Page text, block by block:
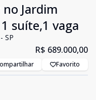
Jardim
suíte,1 vaga
SP
R$ 689.000,00
Favorito